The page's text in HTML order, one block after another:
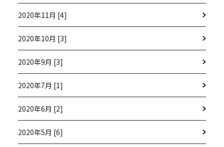
2020年11月 [4]
2020年10月 [3]
2020年9月 [3]
2020年7月 [1]
2020年6月 [2]
2020年5月 [6]